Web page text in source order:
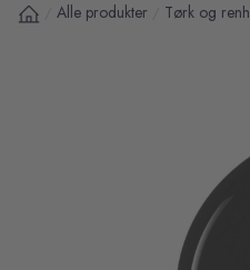
Alle produkter Tørk og